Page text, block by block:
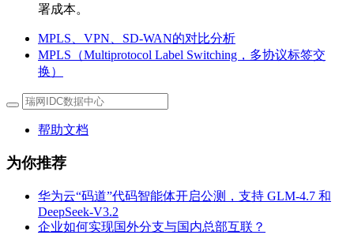
署成本。
MPLS、VPN、SD-WAN的对比分析
MPLS（Multiprotocol Label Switching，多协议标签交
换）
帮助文档
为你推荐
华为云“码道”代码智能体开启公测，支持 GLM-4.7 和
DeepSeek-V3.2
企业如何实现国外分支与国内总部互联？